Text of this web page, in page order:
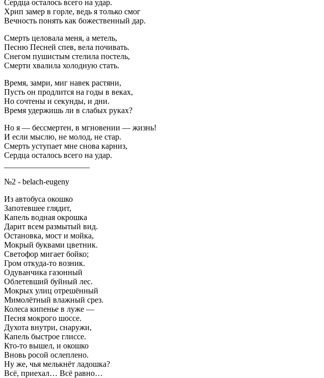
Сердца осталось всего на удар.
Хрип замер в горле, ведь я только смог
Вечность понять как божественный дар.
Смерть целовала меня, а метель,
Песню Песней спев, вела почивать.
Снегом пушистым стелила постель,
Смерти хвалила холодную стать.
Время, замри, миг навек растяни,
Пусть он продлится на годы в веках,
Но сочтены и секунды, и дни.
Время удержишь ли в слабых руках?
Но я — бессмертен, в мгновении — жизнь!
И если мыслю, не молод, не стар.
Смерть уступает мне снова карниз,
Сердца осталось всего на удар.
№2 - belach-eugeny
Из автобуса окошко
Запотевшее глядит,
Капель водная окрошка
Дарит всем размытый вид.
Остановка, мост и мойка,
Мокрый буквами цветник.
Светофор мигает бойко;
Гром откуда-то возник.
Одуванчика газонный
Облетевший буйный лес.
Мокрых улиц отрешённый
Мимолётный влажный срез.
Колеса кипенье в луже —
Песня мокрого шоссе.
Духота внутри, снаружи,
Капель быстрое глиссе.
Кто-то вышел, и окошко
Вновь росой ослеплено.
Ну же, чья мелькнёт ладошка?
Всё, приехал… Всё равно…